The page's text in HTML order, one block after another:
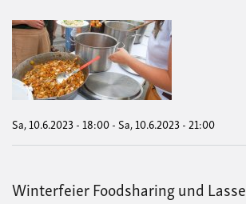
Sa, 10.6.2023 - 18:00-Sa, 10.6.2023 - 21:00
Winterfeier Foodsharing und Lasse